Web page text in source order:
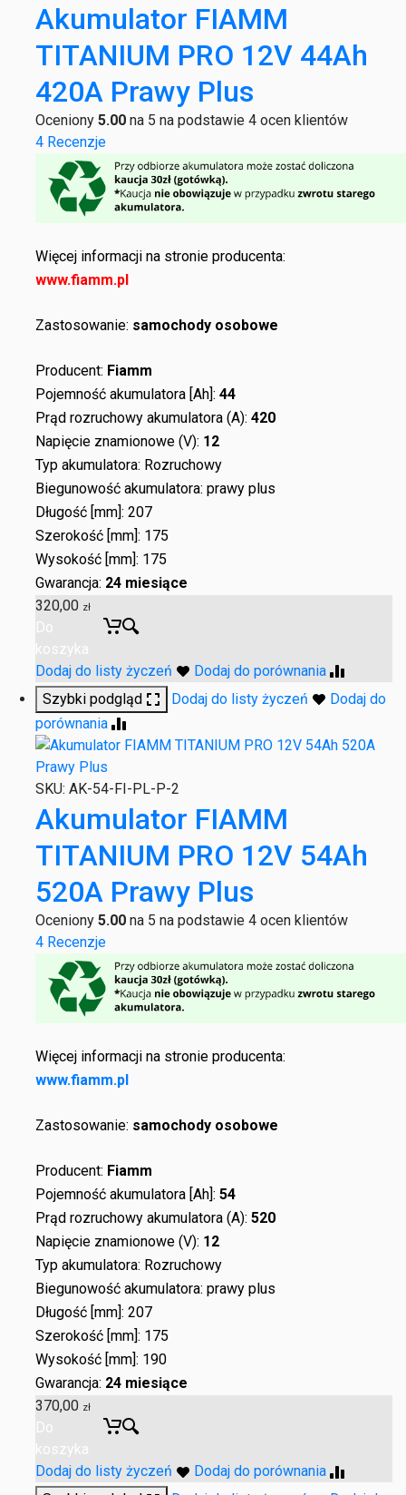
Akumulator FIAMM
TITANIUM PRO 12V 44Ah
420A Prawy Plus
Oceniony 5.00 na 5 na podstawie 4 ocen klientów
4 Recenzje
Więcej informacji na stronie producenta:
www.fiamm.pl
Zastosowanie: samochody osobowe
Producent: Fiamm
Pojemność akumulatora [Ah]: 44
Prąd rozruchowy akumulatora (A): 420
Napięcie znamionowe (V): 12
Typ akumulatora: Rozruchowy
Biegunowość akumulatora: prawy plus
Długość [mm]: 207
Szerokość [mm]: 175
Wysokość [mm]: 175
Gwarancja: 24 miesiące
320,00 zł
Do
koszyka
Dodaj do listy życzeń
Dodaj do porównania
Szybki podgląd
Dodaj do listy życzeń
Dodaj do
porównania
SKU: AK-54-FI-PL-P-2
Akumulator FIAMM
TITANIUM PRO 12V 54Ah
520A Prawy Plus
Oceniony 5.00 na 5 na podstawie 4 ocen klientów
4 Recenzje
Więcej informacji na stronie producenta:
www.fiamm.pl
Zastosowanie: samochody osobowe
Producent: Fiamm
Pojemność akumulatora [Ah]: 54
Prąd rozruchowy akumulatora (A): 520
Napięcie znamionowe (V): 12
Typ akumulatora: Rozruchowy
Biegunowość akumulatora: prawy plus
Długość [mm]: 207
Szerokość [mm]: 175
Wysokość [mm]: 190
Gwarancja: 24 miesiące
370,00 zł
Do
koszyka
Dodaj do listy życzeń
Dodaj do porównania